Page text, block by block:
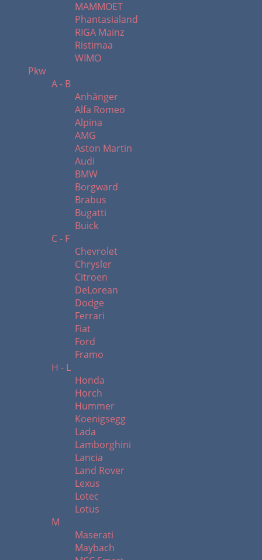
MAMMOET
Phantasialand
RIGA Mainz
Ristimaa
WIMO
Pkw
A - B
Anhänger
Alfa Romeo
Alpina
AMG
Aston Martin
Audi
BMW
Borgward
Brabus
Bugatti
Buick
C - F
Chevrolet
Chrysler
Citroen
DeLorean
Dodge
Ferrari
Fiat
Ford
Framo
H - L
Honda
Horch
Hummer
Koenigsegg
Lada
Lamborghini
Lancia
Land Rover
Lexus
Lotec
Lotus
M
Maserati
Maybach